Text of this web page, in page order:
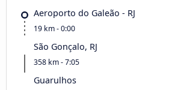
Aeroporto do Galeão - RJ
19 km - 0:00
São Gonçalo, RJ
358 km - 7:05
Guarulhos